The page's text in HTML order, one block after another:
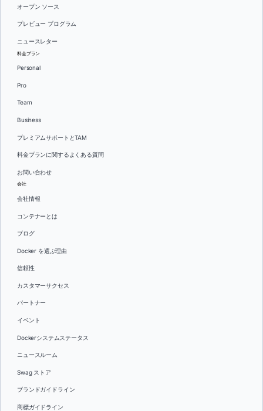
オープン ソース
プレビュー プログラム
ニュースレター
料金プラン
Personal
Pro
Team
Business
プレミアムサポートとTAM
料金プランに関するよくある質問
お問い合わせ
会社
会社情報
コンテナーとは
ブログ
Docker を選ぶ理由
信頼性
カスタマーサクセス
パートナー
イベント
Dockerシステムステータス
ニュースルーム
Swag ストア
ブランドガイドライン
商標ガイドライン